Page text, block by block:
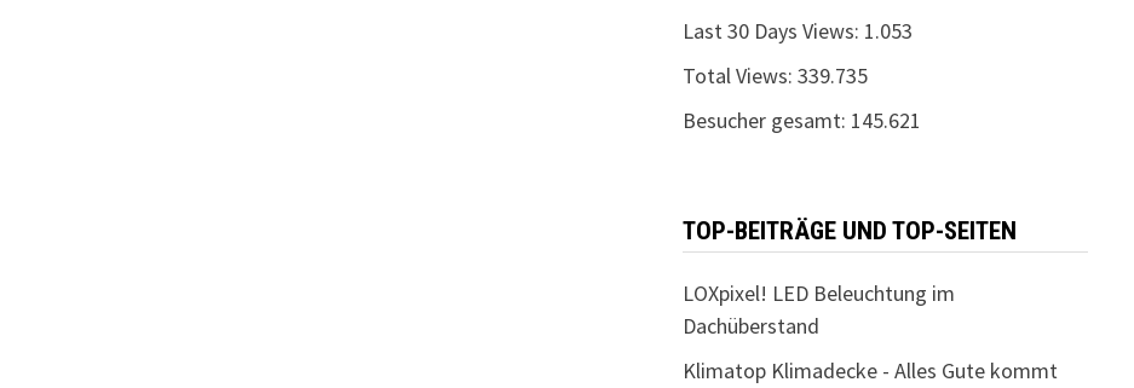
Last 30 Days Views: 1.053
Total Views: 339.735
Besucher gesamt: 145.621
TOP-BEITRÄGE UND TOP-SEITEN
LOXpixel! LED Beleuchtung im
Dachüberstand
Klimatop Klimadecke - Alles Gute kommt